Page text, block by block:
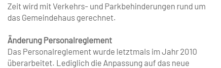
Zeit wird mit Verkehrs- und Parkbehinderungen rund um
das Gemeindehaus gerechnet.
Änderung Personalreglement
Das Personalreglement wurde letztmals im Jahr 2010
überarbeitet. Lediglich die Anpassung auf das neue